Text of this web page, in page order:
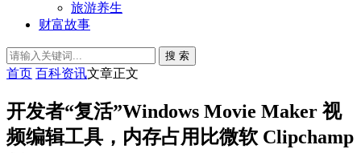
旅游养生
财富故事
搜 索
首页 百科资讯文章正文
开发者“复活”Windows Movie Maker 视
频编辑工具，内存占用比微软 Clipchamp